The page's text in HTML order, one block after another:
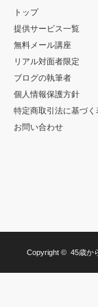
トップ
提供サービス一覧
無料メール講座
リアル対面者限定
ブログの執筆者
個人情報保護方針
特定商取引法に基づく
お問い合わせ
Copyright © 45歳か